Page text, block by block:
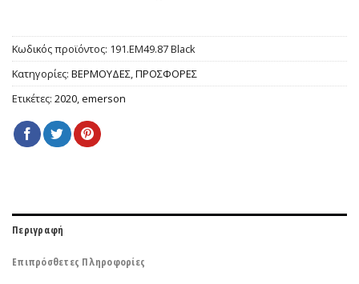
Κωδικός προϊόντος: 191.EM49.87 Black
Κατηγορίες: ΒΕΡΜΟΥΔΕΣ,ΠΡΟΣΦΟΡΕΣ
Ετικέτες: 2020,emerson
Περιγραφή
Επιπρόσθετες Πληροφορίες